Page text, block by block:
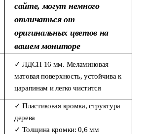
сайте, могут немного
отличаться от
оригинальных цветов на
вашем мониторе
✓ ЛДСП 16 мм. Меламиновая
матовая поверхность, устойчива к
царапинам и легко чистится
✓ Пластиковая кромка, структура
дерева
✓ Толщина кромки: 0,6 мм